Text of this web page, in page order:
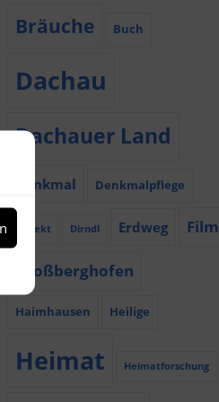
Bräuche Buch
Dachau
Dachauer Land
Denkmal Denkmalpflege
Dialekt Dirndl Erdweg Film
Großberghofen
Haimhausen Heilige
Heimat Heimatforschung